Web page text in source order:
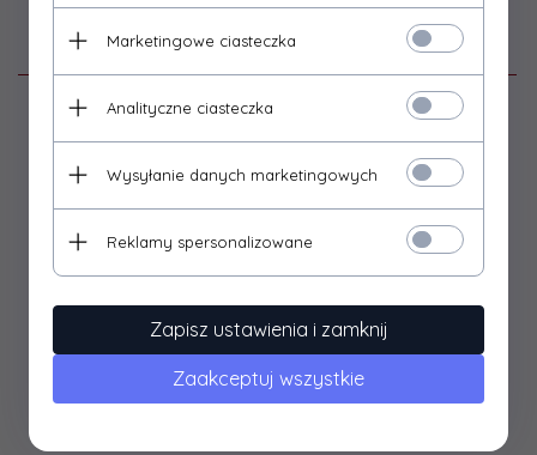
Opis produktu
Nowoczesny, o wysokiej sprawności, dedykowany
zasilacz sieciowy Qoltec do laptopów IBM Lenovo.
Idealnie sprawdzi się w domu oraz w pracy, jako zasilacz
przeciwprzeciążeniowe przeciwzwarciowe i termiczne, jest
bezpieczny w użytkowaniu. Cechuje się niskim zużyciem
oraz rzep którym można regulować długość kabla
zasilacza Qoltec. W doborze odpowiedniego modelu
pomoże konfigurator znajdujący się na naszej stronie lub
pod adresem notebookspareparts.pl
Marketingowe ciasteczka
Analityczne ciasteczka
Wysyłanie danych marketingowych
Reklamy spersonalizowane
Zapisz ustawienia i zamknij
Zaakceptuj wszystkie